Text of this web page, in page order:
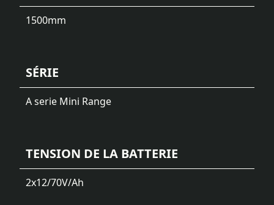
1500mm
SÉRIE
A serie Mini Range
TENSION DE LA BATTERIE
2x12/70V/Ah